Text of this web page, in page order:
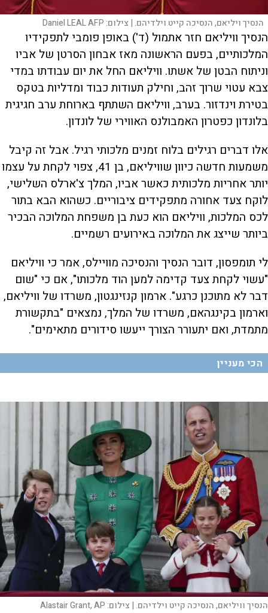
הנסיך ויליאם, הנסיכה קייט וילדיהם. | צילום:Daniel LEAL AFP
הנסיך וויליאם חזר אתמול (ד') באופן פומבי לתפקידיו
המלכותיים, בפעם הראשונה מאז אבחון הסרטן של אביו
וניתוח הבטן של אשתו. וויליאם החל את יום עבודתו במדי
צבא עטוי שרוך זהב, וחילק תעודות כבוד ומדליות בטקס
בטירת וינדזור. בערב, וויליאם השתתף בארוחת ערב חגיגית
בלונדון כפטרון האמבולנס האווירי של לונדון.
אלו דברים רגילים בלוח זמנים מלכותי רגיל. אבל זה קיבל
משמעות חדשה כיוון שוויליאם, בן 41, צפוי לקחת על עצמו
יותר אחריות מלכותית כאשר אביו, המלך צ'ארלס השלישי,
לוקח צעד אחורה מתפקידים ציבוריים. כשהוא הבא בתור
לכס המלכות, וויליאם הוא כעת בן משפחת המלוכה הבכיר
ביותר שייצג את המלוכה באירועים רשמיים.
לי תומפסון, דובר הנסיך והנסיכה מוויילס, אמר כי וויליאם
"עשוי לקחת צעד קדימה למען הוד מלכותו", אם כי "שום
דבר לא מתוכנן כרגע". ארמון קנזינגטון, משרדו של וויליאם,
וארמון בקינגהאם, משרדו של המלך, נמצאים "בתקשורת
מתמדת, ואם יתעורר הצורך ייעשו סידורים מתאימים".
הכי מעניין
הנסיך וויליאם, הנסיכה קייט וילדיהם. | צילום:Alastair Grant, AP